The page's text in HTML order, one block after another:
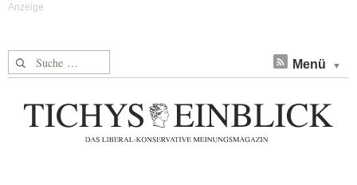
Suche nach: Menü